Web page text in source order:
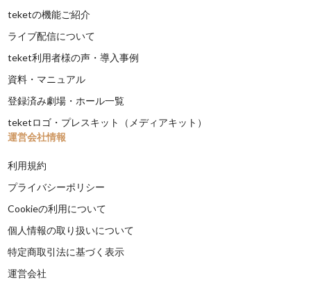
teketの機能ご紹介
ライブ配信について
teket利用者様の声・導入事例
資料・マニュアル
登録済み劇場・ホール一覧
teketロゴ・プレスキット（メディアキット）
運営会社情報
利用規約
プライバシーポリシー
Cookieの利用について
個人情報の取り扱いについて
特定商取引法に基づく表示
運営会社